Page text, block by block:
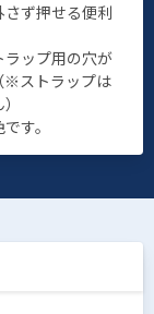
ず押せる便利
ップ用の穴が
※ストラップは
す。